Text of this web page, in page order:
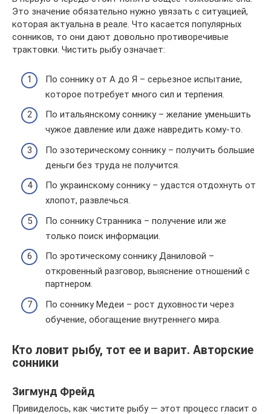
Это значение обязательно нужно увязать с ситуацией,
которая актуальна в реале. Что касается популярных
сонников, то они дают довольно противоречивые
трактовки. Чистить рыбу означает:
По соннику от А до Я – серьезное испытание,
которое потребует много сил и терпения.
По итальянскому соннику – желание уменьшить
чужое давление или даже навредить кому-то.
По эзотерическому соннику – получить большие
деньги без труда не получится.
По украинскому соннику – удастся отдохнуть от
хлопот, развлечься.
По соннику Странника – получение или же
только поиск информации.
По эротическому соннику Даниловой –
откровенный разговор, выяснение отношений с
партнером.
По соннику Медеи – рост духовности через
обучение, обогащение внутреннего мира.
Кто ловит рыбу, тот ее и варит. Авторские
сонники
Зигмунд Фрейд
Привиделось, как чистите рыбу — этот процесс гласит о